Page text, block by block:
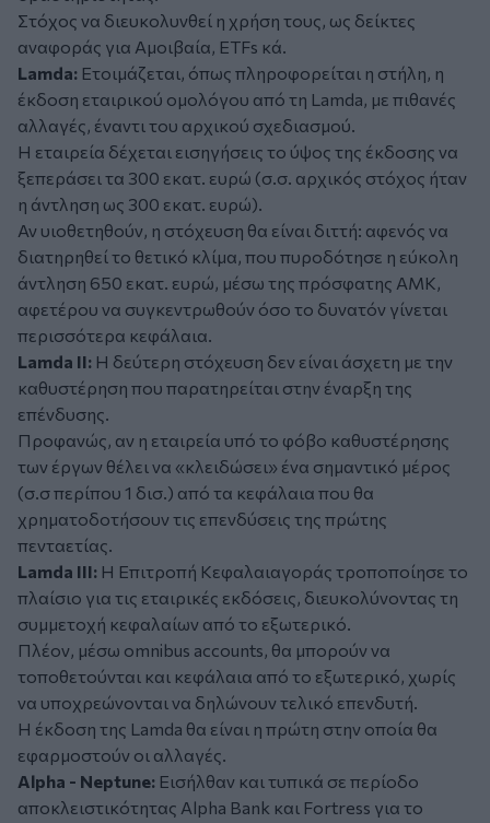
Στόχος να διευκολυνθεί η χρήση τους, ως δείκτες
αναφοράς για Αμοιβαία, ETFs κά.
Lamda: Ετοιμάζεται, όπως πληροφορείται η στήλη, η
έκδοση εταιρικού ομολόγου από τη Lamda, με πιθανές
αλλαγές, έναντι του αρχικού σχεδιασμού.
Η εταιρεία δέχεται εισηγήσεις το ύψος της έκδοσης να
ξεπεράσει τα 300 εκατ. ευρώ (σ.σ. αρχικός στόχος ήταν
η άντληση ως 300 εκατ. ευρώ).
Αν υιοθετηθούν, η στόχευση θα είναι διττή: αφενός να
διατηρηθεί το θετικό κλίμα, που πυροδότησε η εύκολη
άντληση 650 εκατ. ευρώ, μέσω της πρόσφατης ΑΜΚ,
αφετέρου να συγκεντρωθούν όσο το δυνατόν γίνεται
περισσότερα κεφάλαια.
Lamda II: Η δεύτερη στόχευση δεν είναι άσχετη με την
καθυστέρηση που παρατηρείται στην έναρξη της
επένδυσης.
Προφανώς, αν η εταιρεία υπό το φόβο καθυστέρησης
των έργων θέλει να «κλειδώσει» ένα σημαντικό μέρος
(σ.σ περίπου 1 δισ.) από τα κεφάλαια που θα
χρηματοδοτήσουν τις επενδύσεις της πρώτης
πενταετίας.
Lamda IIΙ: H Επιτροπή Κεφαλαιαγοράς τροποποίησε το
πλαίσιο για τις εταιρικές εκδόσεις, διευκολύνοντας τη
συμμετοχή κεφαλαίων από το εξωτερικό.
Πλέον, μέσω omnibus accounts, θα μπορούν να
τοποθετούνται και κεφάλαια από το εξωτερικό, χωρίς
να υποχρεώνονται να δηλώνουν τελικό επενδυτή.
Η έκδοση της Lamda θα είναι η πρώτη στην οποία θα
εφαρμοστούν οι αλλαγές.
Alpha - Neptune: Εισήλθαν και τυπικά σε περίοδο
αποκλειστικότητας Alpha Bank και Fortress για το